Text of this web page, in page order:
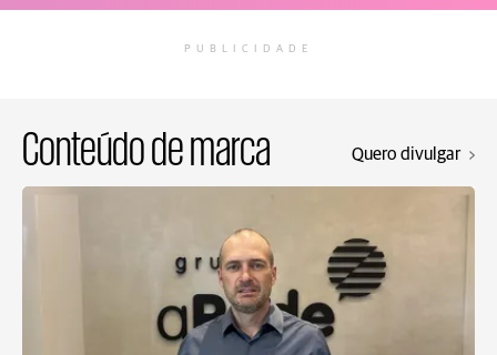
PUBLICIDADE
Conteúdo de marca Quero divulgar